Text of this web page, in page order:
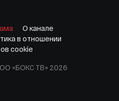
О канале
в отношении
cookie
«БОКС ТВ» 2026